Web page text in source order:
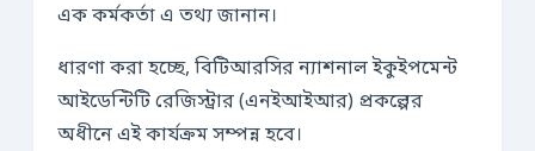
এক কর্মকর্তা এ তথ্য জানান।
ধারণা করা হচ্ছে, বিটিআরসির ন্যাশনাল ইকুইপমেন্ট
আইডেন্টিটি রেজিস্ট্রার (এনইআইআর) প্রকল্পের
অধীনে এই কার্যক্রম সম্পন্ন হবে।